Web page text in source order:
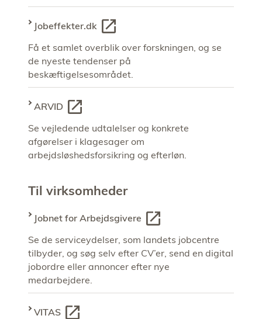
Jobeffekter.dk
Få et samlet overblik over forskningen, og se
de nyeste tendenser på
beskæftigelsesområdet.
ARVID
Se vejledende udtalelser og konkrete
afgørelser i klagesager om
arbejdsløshedsforsikring og efterløn.
Til virksomheder
Jobnet for Arbejdsgivere
Se de serviceydelser, som landets jobcentre
tilbyder, og søg selv efter CV’er, send en digital
jobordre eller annoncer efter nye
medarbejdere.
VITAS